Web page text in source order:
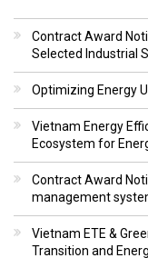
Contract Award
Selected Industrial
Optimizing Energy
Vietnam Energy
Ecosystem for
Contract Award
management
Vietnam ETE &
Transition and